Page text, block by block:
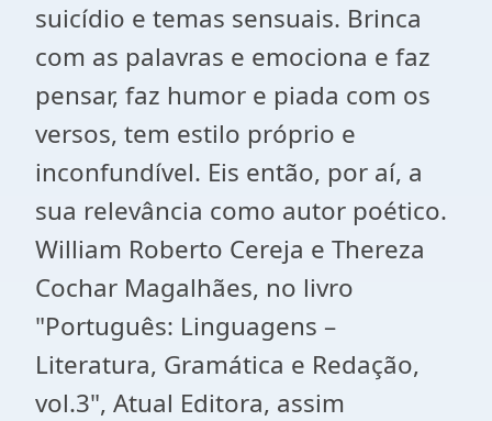
suicídio e temas sensuais. Brinca
com as palavras e emociona e faz
pensar, faz humor e piada com os
versos, tem estilo próprio e
inconfundível. Eis então, por aí, a
sua relevância como autor poético.
William Roberto Cereja e Thereza
Cochar Magalhães, no livro
"Português: Linguagens –
Literatura, Gramática e Redação,
vol.3", Atual Editora, assim